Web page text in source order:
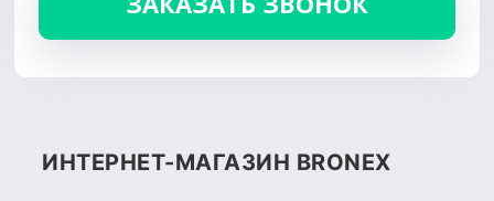
ИНТЕРНЕТ-МАГАЗИН BRONEX